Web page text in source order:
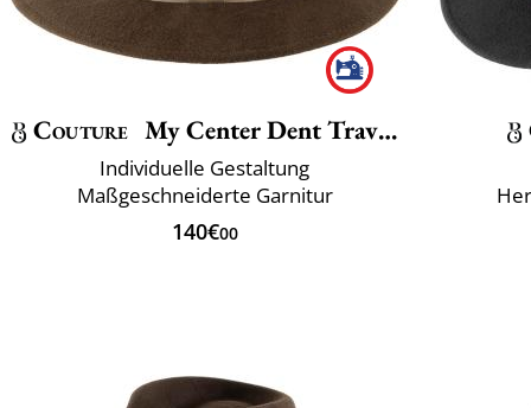
Couture My Center Dent Traveller
Individuelle Gestaltung
Maßgeschneiderte Garnitur
140€00